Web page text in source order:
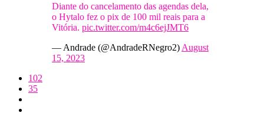
Diante do cancelamento das agendas dela,
o Hytalo fez o pix de 100 mil reais para a
Vitória. pic.twitter.com/m4c6ejJMT6
— Andrade (@AndradeRNegro2) August
15, 2023
102
35